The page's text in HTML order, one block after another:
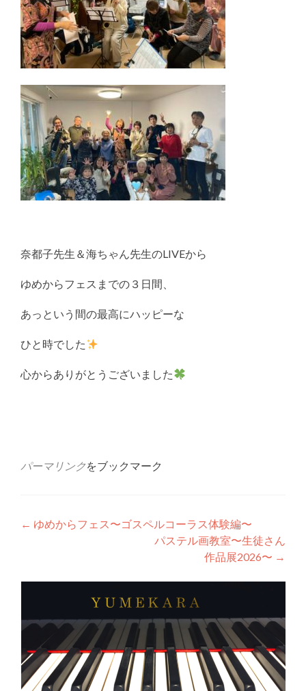
奈都子先生＆海ちゃん先生のLIVEから
ゆめからフェスまでの３日間、
あっという間の最高にハッピーな
ひと時でした
心からありがとうございました
パーマリンクをブックマーク
投
ナ
ゲ
ー
シ
← ゆめからフェス〜ゴスペルコーラス体験編〜
パステル画教室〜生徒さん
作品展2026〜 →